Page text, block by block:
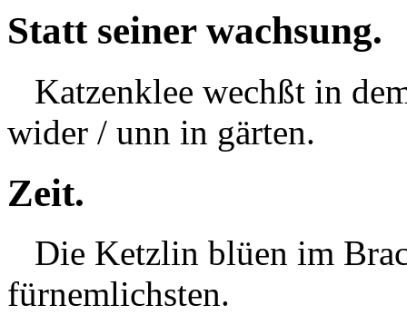
Statt seiner wachsung.
Katzenklee wechßt in
wider / unn in gärten.
Zeit.
Die Ketzlin blüen im
fürnemlichsten.